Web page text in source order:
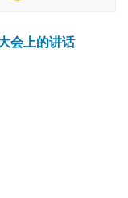
会上的讲话